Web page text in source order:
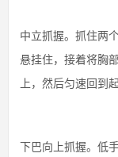
中立抓握。抓住两
悬挂住，接着将胸
上，然后匀速回到
下巴向上抓握。低